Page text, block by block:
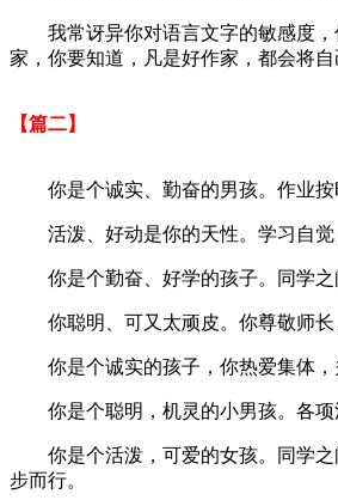
我常讶异你对语言文字的敏感度，
家，你要知道，凡是好作家，都会将
【篇二】
你是个诚实、勤奋的男孩。作业按
活泼、好动是你的天性。学习自觉
你是个勤奋、好学的孩子。同学之
你聪明、可又太顽皮。你尊敬师长
你是个诚实的孩子，你热爱集体，
你是个聪明，机灵的小男孩。各项
你是个活泼，可爱的女孩。同学之
步而行。